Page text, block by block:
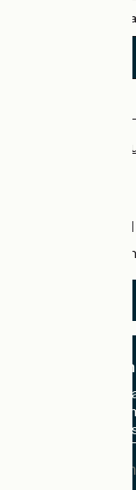
Professionele
Wat is
Accueil Vélo is
Ik abonneer
Ontvang elke
Frankrijk in uw
Mijn e-